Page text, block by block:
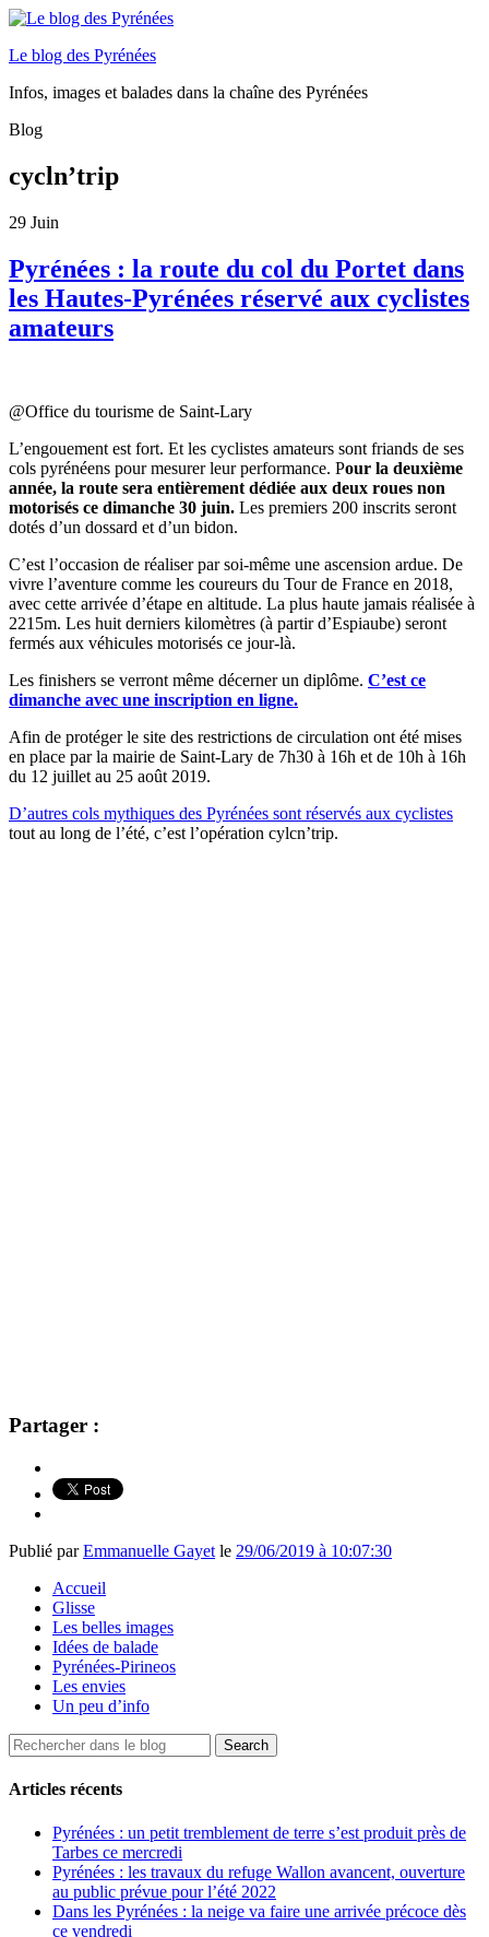
Le blog des Pyrénées
Infos, images et balades dans la chaîne des Pyrénées
Blog
cycln’trip
29 Juin
Pyrénées : la route du col du Portet dans
les Hautes-Pyrénées réservé aux cyclistes
amateurs
@Office du tourisme de Saint-Lary
L’engouement est fort. Et les cyclistes amateurs sont friands de ses
cols pyrénéens pour mesurer leur performance. Pour la deuxième
année, la route sera entièrement dédiée aux deux roues non
motorisés ce dimanche 30 juin. Les premiers 200 inscrits seront
dotés d’un dossard et d’un bidon.
C’est l’occasion de réaliser par soi-même une ascension ardue. De
vivre l’aventure comme les coureurs du Tour de France en 2018,
avec cette arrivée d’étape en altitude. La plus haute jamais réalisée à
2215m. Les huit derniers kilomètres (à partir d’Espiaube) seront
fermés aux véhicules motorisés ce jour-là.
Les finishers se verront même décerner un diplôme. C’est ce
dimanche avec une inscription en ligne.
Afin de protéger le site des restrictions de circulation ont été mises
en place par la mairie de Saint-Lary de 7h30 à 16h et de 10h à 16h
du 12 juillet au 25 août 2019.
D’autres cols mythiques des Pyrénées sont réservés aux cyclistes
tout au long de l’été, c’est l’opération cylcn’trip.
Partager :
Publié parEmmanuelle Gayet le 29/06/2019 à 10:07:30
Accueil
Glisse
Les belles images
Idées de balade
Pyrénées-Pirineos
Les envies
Un peu d’info
Articles récents
Pyrénées : un petit tremblement de terre s’est produit près de
Tarbes ce mercredi
Pyrénées : les travaux du refuge Wallon avancent, ouverture
au public prévue pour l’été 2022
Dans les Pyrénées : la neige va faire une arrivée précoce dès
ce vendredi